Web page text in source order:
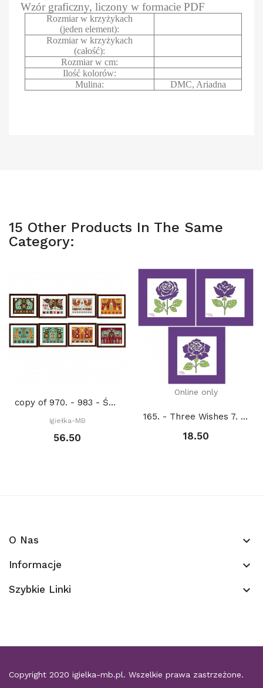
Wzór graficzny, liczony w formacie PDF
Rozmiar w krzyżykach
(jeden element):
Rozmiar w krzyżykach
(całość):
Rozmiar w cm:
Ilość kolorów:
Mulina:
DMC, Ariadna
15 Other Products In The Same
Category:
copy of 970. - 983 - Świąteczne bombki 10+4...
Igiełka-MB
56.50
Online only
165. - Three Wishes 7. (PDF)
18.50
O Nas keyboard_arrow_down
Informacje keyboard_arrow_down
Szybkie Linki keyboard_arrow_down
Copyright 2020 igielka-mb.pl. Wszelkie prawa zastrzeżone.